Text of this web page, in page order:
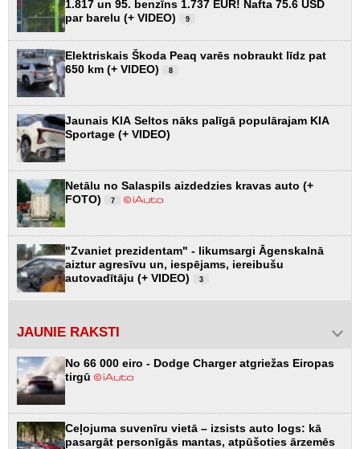
1.817 un 95. benzīns 1.737 EUR! Nafta 75.6 USD
par barelu (+ VIDEO)
9
Elektriskais Škoda Peaq varēs nobraukt līdz pat
650 km (+ VIDEO)
8
Jaunais KIA Seltos nāks palīgā populārajam KIA
Sportage (+ VIDEO)
Netālu no Salaspils aizdedzies kravas auto (+
FOTO)
7
"Zvaniet prezidentam" - likumsargi Āgenskalnā
aiztur agresīvu un, iespējams, iereibušu
autovadītāju (+ VIDEO)
3
JAUNIE RAKSTI
No 66 000 eiro - Dodge Charger atgriežas Eiropas
tirgū
Ceļojuma suvenīru vietā – izsists auto logs: kā
pasargāt personīgās mantas, atpūšoties ārzemēs